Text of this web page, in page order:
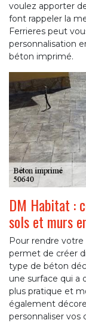
voulez apporter
font rappeler la
Ferrieres peut
personnalisation
béton imprimé.
DM Habitat :
sols et murs
Pour rendre
permet de créer
type de béton
une surface qui a
plus pratique et
également
personnaliser vos